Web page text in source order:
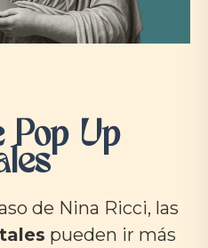
Pop Up
de Nina Ricci, las
pueden ir más